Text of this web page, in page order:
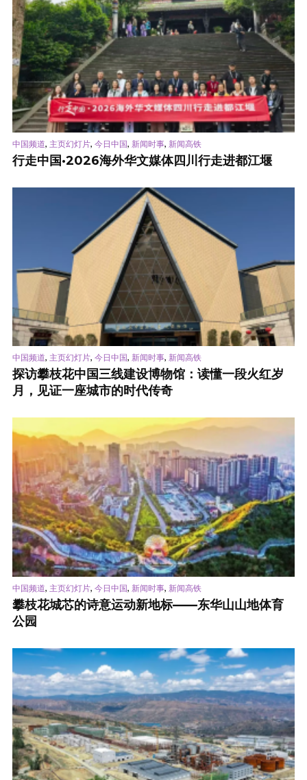
中国频道, 主页幻灯片, 今日中国, 新闻时事, 新闻高铁
行走中国·2026海外华文媒体四川行走进都江堰
中国频道, 主页幻灯片, 今日中国, 新闻时事, 新闻高铁
探访攀枝花中国三线建设博物馆：读懂一段火红岁
月，见证一座城市的时代传奇
中国频道, 主页幻灯片, 今日中国, 新闻时事, 新闻高铁
攀枝花城芯的诗意运动新地标——东华山山地体育
公园